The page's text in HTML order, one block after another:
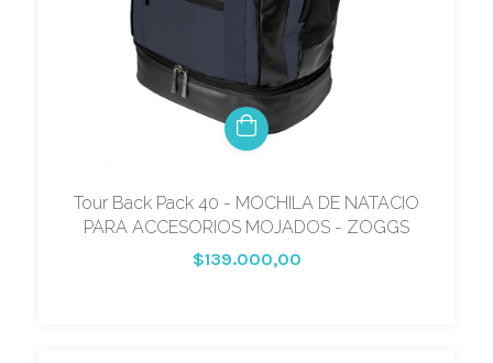
Tour Back Pack 40 - MOCHILA DE NATACIO
PARA ACCESORIOS MOJADOS - ZOGGS
$139.000,00